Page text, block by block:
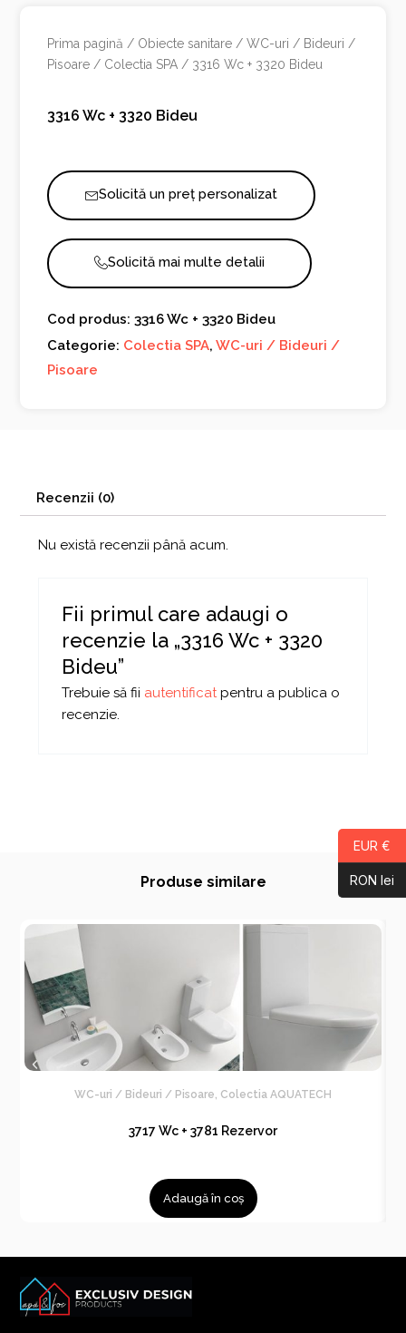
Prima pagină / Obiecte sanitare /WC-uri / Bideuri /
Pisoare / Colectia SPA / 3316 Wc + 3320 Bideu
3316 Wc + 3320 Bideu
Solicită un preț personalizat
Solicită mai multe detalii
Cod produs: 3316 Wc + 3320 Bideu
Categorie: Colectia SPA,WC-uri / Bideuri /
Pisoare
Recenzii (0)
Nu există recenzii până acum.
Fii primul care adaugi o
recenzie la „3316 Wc + 3320
Bideu”
Trebuie să fii autentificatpentru a publica o
recenzie.
Produse similare
WC-uri / Bideuri / Pisoare Colectia AQUATECH
3717 Wc + 3781 Rezervor
Adaugă în coș
EUR €
RON lei